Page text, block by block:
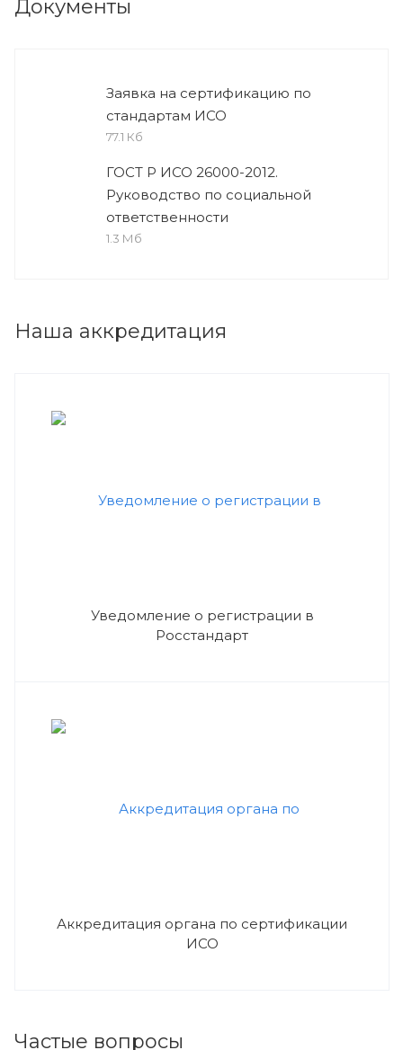
Документы
Заявка на сертификацию по
стандартам ИСО
77.1 Кб
ГОСТ Р ИСО 26000-2012.
Руководство по социальной
ответственности
1.3 Мб
Наша аккредитация
Уведомление о регистрации в
Росстандарт
Аккредитация органа по сертификации
ИСО
Частые вопросы